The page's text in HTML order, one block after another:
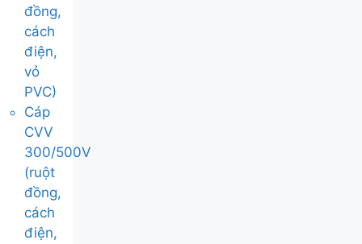
đồng,
cách
điện,
vỏ
PVC)
Cáp
CVV
300/500V
(ruột
đồng,
cách
điện,